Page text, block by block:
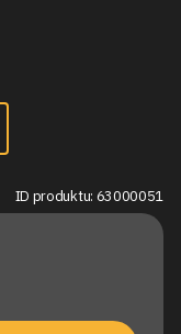
ID produktu: 63000051